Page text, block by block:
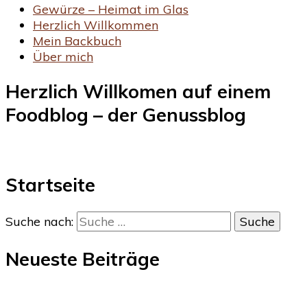
Gewürze – Heimat im Glas
Herzlich Willkommen
Mein Backbuch
Über mich
Herzlich Willkomen auf einem
Foodblog – der Genussblog
Startseite
Suche nach:
Neueste Beiträge